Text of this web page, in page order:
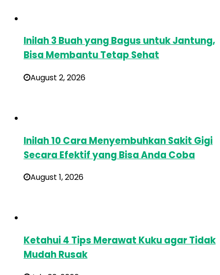
Inilah 3 Buah yang Bagus untuk Jantung,
Bisa Membantu Tetap Sehat
August 2, 2026
Inilah 10 Cara Menyembuhkan Sakit Gigi
Secara Efektif yang Bisa Anda Coba
August 1, 2026
Ketahui 4 Tips Merawat Kuku agar Tidak
Mudah Rusak